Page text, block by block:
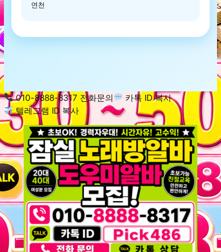
연천
010-8888-8317 전화문의
카톡 ID 복사
텔레그램 ID 복사